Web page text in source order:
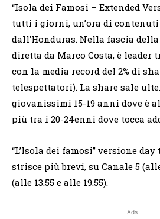
“Isola dei Famosi – Extended
tutti i giorni, un’ora di
dall’Honduras. Nella fascia
diretta da Marco Costa, è leader
con la media record del 2% di
telespettatori). La share sale
giovanissimi 15-19 anni dove è
più tra i 20-24enni dove tocca
“L’Isola dei famosi” versione
strisce più brevi, su Canale 5
(alle 13.55 e alle 19.55).
Ads